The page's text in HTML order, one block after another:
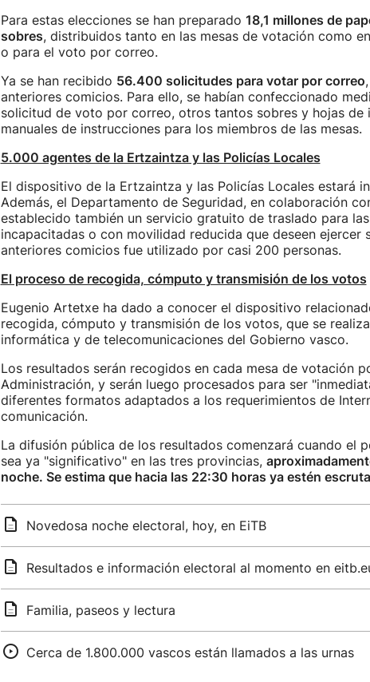
Para estas elecciones se han preparado 18,1 millones de
sobres, distribuidos tanto en las mesas de votación como
o para el voto por correo.
Ya se han recibido 56.400 solicitudes para votar por correo
anteriores comicios. Para ello, se habían confeccionado
solicitud de voto por correo, otros tantos sobres y hojas de
manuales de instrucciones para los miembros de las mesas.
5.000 agentes de la Ertzaintza y las Policías Locales
El dispositivo de la Ertzaintza y las Policías Locales estará
Además, el Departamento de Seguridad, en colaboración
establecido también un servicio gratuito de traslado para
incapacitadas o con movilidad reducida que deseen ejercer
anteriores comicios fue utilizado por casi 200 personas.
El proceso de recogida, cómputo y transmisión de los votos
Eugenio Artetxe ha dado a conocer el dispositivo
recogida, cómputo y transmisión de los votos, que se
informática y de telecomunicaciones del Gobierno vasco.
Los resultados serán recogidos en cada mesa de votación
Administración, y serán luego procesados para ser
diferentes formatos adaptados a los requerimientos de
comunicación.
La difusión pública de los resultados comenzará cuando el
sea ya "significativo" en las tres provincias,
noche. Se estima que hacia las 22:30 horas ya estén
Novedosa noche electoral, hoy, en EiTB
Resultados e información electoral al momento en
Familia, paseos y lectura
Cerca de 1.800.000 vascos están llamados a las urnas